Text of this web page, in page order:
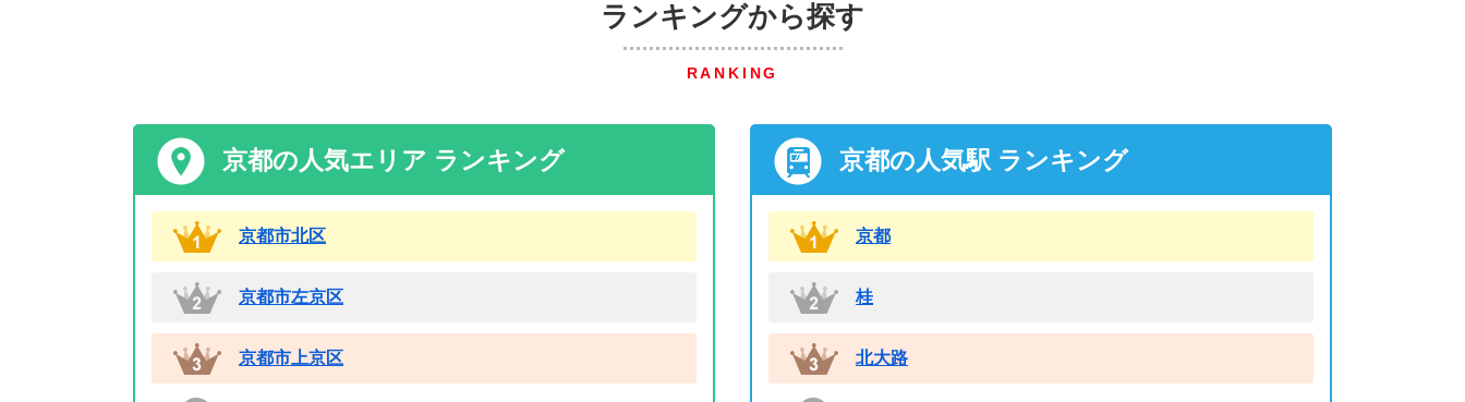
ランキングから探す
RANKING
京都の人気エリア ランキング
京都市北区
京都市左京区
京都市上京区
京都の人気駅 ランキング
京都
桂
北大路